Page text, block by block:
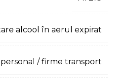
alcool în aerul expirat
/ firme transport